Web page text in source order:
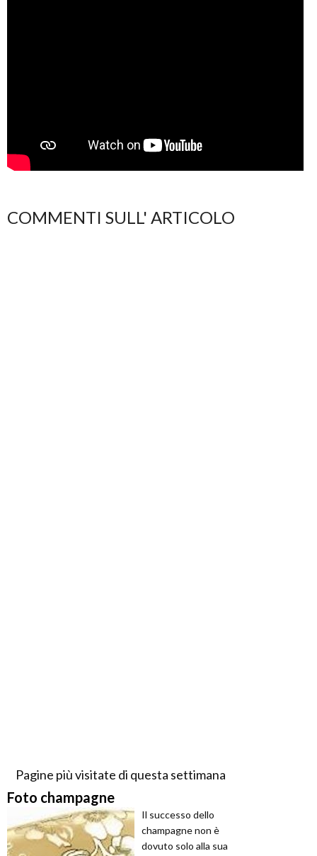
COMMENTI SULL' ARTICOLO
Pagine più visitate di questa settimana
Foto champagne
Il successo dello
champagne non è
dovuto solo alla sua